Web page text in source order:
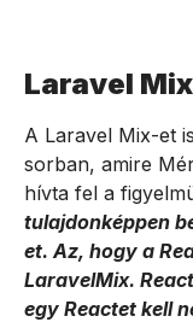
Laravel Mix
A Laravel Mix-et
sorban, amire
hívta fel a
tulajdonképpen
et. Az, hogy a
LaravelMix.
egy Reactet kell